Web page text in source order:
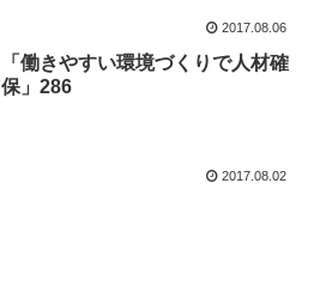
2017.08.06
「働きやすい環境づくりで人材確
保」286
2017.08.02